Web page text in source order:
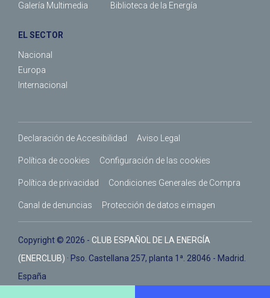
Galería Multimedia
Biblioteca de la Energía
EL SECTOR
Nacional
Europa
Internacional
Declaración de Accesibilidad Aviso Legal
Política de cookies Configuración de las cookies
Política de privacidad Condiciones Generales de Compra
Canal de denuncias Protección de datos e imagen
Copyright © 2026 - CLUB ESPAÑOL DE LA ENERGÍA
(ENERCLUB) · Pso. Castellana 257, planta 1ª. 28046 - Madrid.
España